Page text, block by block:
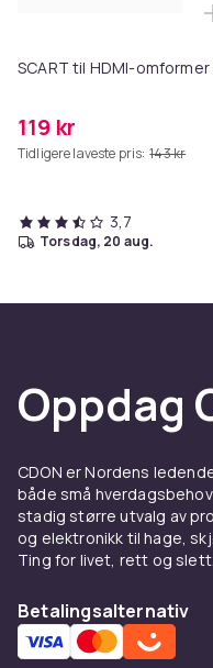
SCART til HDMI-omformer
119 kr
Tidligere laveste pris: 143 kr
3,7
torsdag, 20 aug.
Oppdag
CDON er Nordens
både små
stadig større utvalg av
og elektronikk til hage,
Ting for livet, rett og slett.
Betalingsalternativ